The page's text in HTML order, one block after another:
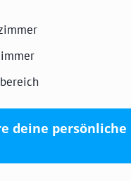
deine